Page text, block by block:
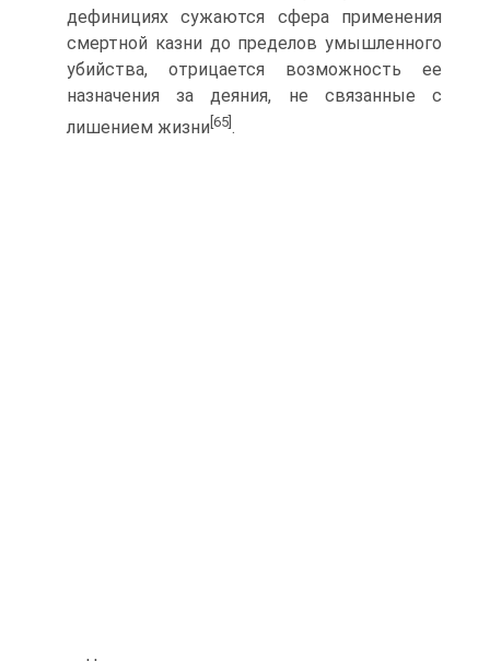
дефинициях сужаются сфера применения
смертной казни до пределов умышленного
убийства, отрицается возможность ее
назначения за деяния, не связанные с
лишением жизни [65] .